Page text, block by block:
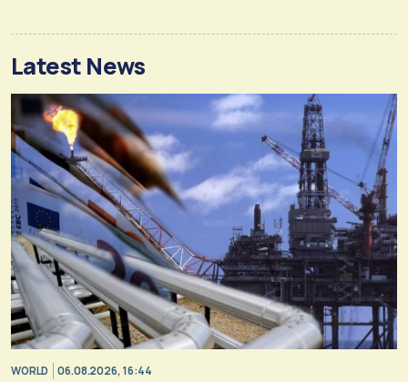
Latest News
WORLD 06.08.2026, 16:44